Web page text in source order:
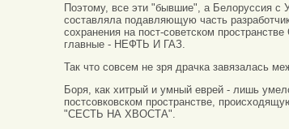
Поэтому, все эти "бывшие", а Белоруссия с
составляла подавляющую часть
сохранения на пост-советском
главные - НЕФТЬ И ГАЗ.
Так что совсем не зря драчка завязалась
Боря, как хитрый и умный еврей - лишь
постсовковском пространстве,
"СЕСТЬ НА ХВОСТА".